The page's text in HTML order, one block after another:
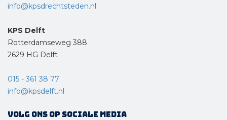
info@kpsdrechtsteden.nl
KPS Delft
Rotterdamseweg 388
2629 HG Delft
015 - 361 38 77
info@kpsdelft.nl
Volg ons op sociale media